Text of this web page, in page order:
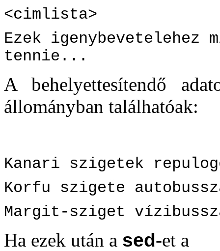
<cimlista>
Ezek igenybevetelehez
tennie...
A behelyettesítendő
állományban találhatóak:
Kanari szigetek
Korfu szigete
Margit-sziget
Ha ezek után a sed-et a